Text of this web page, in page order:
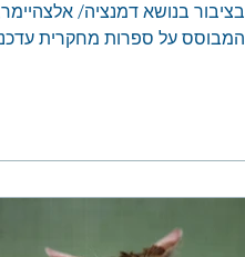
בציבור בנושא דמנציה/
המבוסס על ספרות מחקרית